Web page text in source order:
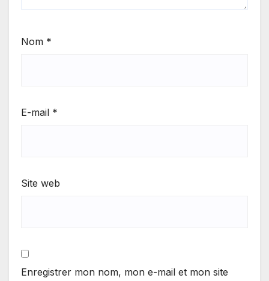
Nom *
E-mail *
Site web
Enregistrer mon nom, mon e-mail et mon site